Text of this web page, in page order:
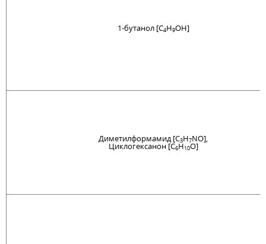
1-бутанол [C4H9OH]
Диметилформамид [C3H7NO],
Циклогексанон [C6H10O]